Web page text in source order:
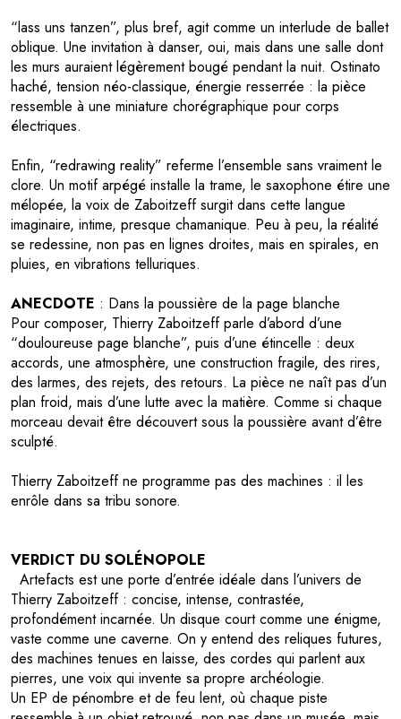
“lass uns tanzen”, plus bref, agit comme un interlude de ballet
oblique. Une invitation à danser, oui, mais dans une salle dont
les murs auraient légèrement bougé pendant la nuit. Ostinato
haché, tension néo-classique, énergie resserrée : la pièce
ressemble à une miniature chorégraphique pour corps
électriques.
Enfin, “redrawing reality” referme l’ensemble sans vraiment le
clore. Un motif arpégé installe la trame, le saxophone étire une
mélopée, la voix de Zaboitzeff surgit dans cette langue
imaginaire, intime, presque chamanique. Peu à peu, la réalité
se redessine, non pas en lignes droites, mais en spirales, en
pluies, en vibrations telluriques.
ANECDOTE : Dans la poussière de la page blanche
Pour composer, Thierry Zaboitzeff parle d’abord d’une
“douloureuse page blanche”, puis d’une étincelle : deux
accords, une atmosphère, une construction fragile, des rires,
des larmes, des rejets, des retours. La pièce ne naît pas d’un
plan froid, mais d’une lutte avec la matière. Comme si chaque
morceau devait être découvert sous la poussière avant d’être
sculpté.
Thierry Zaboitzeff ne programme pas des machines : il les
enrôle dans sa tribu sonore.
VERDICT DU SOLÉNOPOLE
Artefacts est une porte d’entrée idéale dans l’univers de
Thierry Zaboitzeff : concise, intense, contrastée,
profondément incarnée. Un disque court comme une énigme,
vaste comme une caverne. On y entend des reliques futures,
des machines tenues en laisse, des cordes qui parlent aux
pierres, une voix qui invente sa propre archéologie.
Un EP de pénombre et de feu lent, où chaque piste